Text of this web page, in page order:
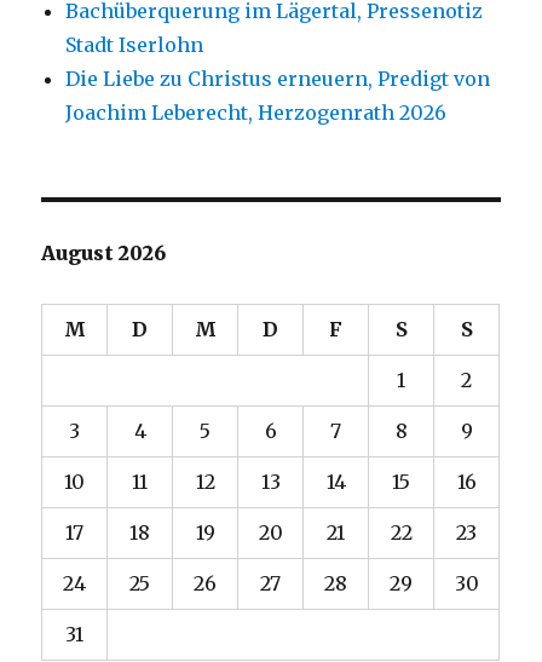
Bachüberquerung im Lägertal, Pressenotiz
Stadt Iserlohn
Die Liebe zu Christus erneuern, Predigt von
Joachim Leberecht, Herzogenrath 2026
August 2026
M D M D F S S
1 2
3 4 5 6 7 8 9
10 11 12 13 14 15 16
17 18 19 20 21 22 23
24 25 26 27 28 29 30
31